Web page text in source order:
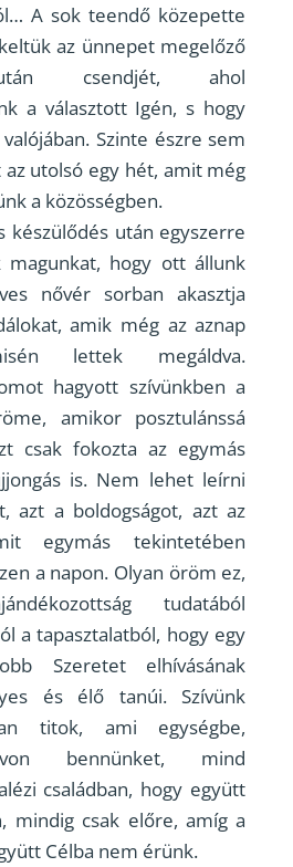
A sok teendő közepette
az ünnepet megelőző
csendjét, ahol
a választott Igén, s hogy
Szinte észre sem
utolsó egy hét, amit még
a közösségben.
készülődés után egyszerre
magunkat, hogy ott állunk
nővér sorban akasztja
amik még az aznap
lettek megáldva.
hagyott szívünkben a
amikor posztulánssá
csak fokozta az egymás
is. Nem lehet leírni
azt a boldogságot, azt az
egymás tekintetében
a napon. Olyan öröm ez,
tudatából
a tapasztalatból, hogy egy
Szeretet elhívásának
és élő tanúi. Szívünk
titok, ami egységbe,
bennünket, mind
családban, hogy együtt
mindig csak előre, amíg a
Célba nem érünk.